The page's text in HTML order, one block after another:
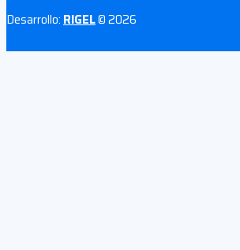
Desarrollo: RIGEL© 2026